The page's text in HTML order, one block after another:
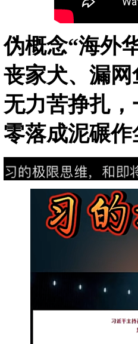
伪概念“海外
丧家犬、漏
无力苦挣扎
零落成泥碾